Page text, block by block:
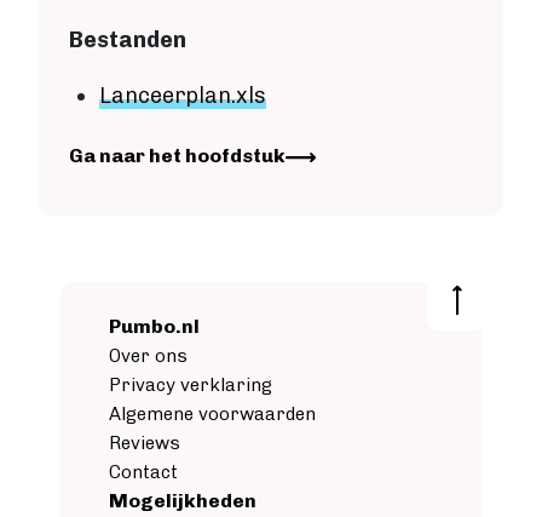
Bestanden
Lanceerplan.xls
Image
Ga naar het hoofdstuk
Pumbo.nl
Over ons
Privacy verklaring
Algemene voorwaarden
Reviews
Contact
Mogelijkheden